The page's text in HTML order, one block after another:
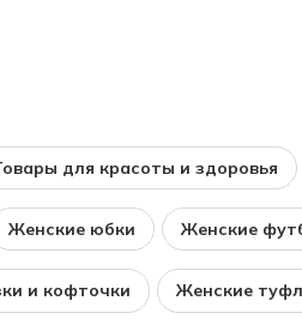
для красоты и здоровья
Женские юбки Женские
и кофточки Женские